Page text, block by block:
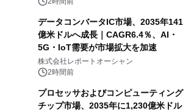
データコンバータIC市場、2035年141
億米ドルへ成長｜CAGR6.4％、AI・
5G・IoT需要が市場拡大を加速
株式会社レポートオーシャン
2時間前
プロセッサおよびコンピューティング
チップ市場、2035年に1,230億米ドル